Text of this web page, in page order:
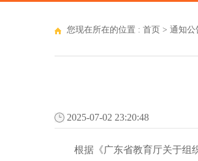
您现在所在的位置 : 首页 > 通知公
2025-07-02 23:20:48
根据《广东省教育厅关于组织